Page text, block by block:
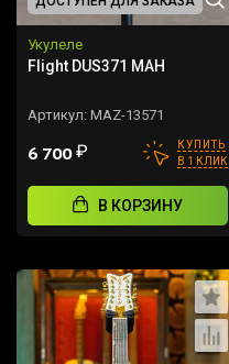
Укулеле
Flight DUS371 MAH
Артикул: MAZ-13571
6 700₽
КУПИТЬ
В 1 КЛИК
В КОРЗИНУ